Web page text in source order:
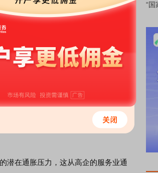
）。考虑到通胀的走势及其在未来几
确保宏观经济和金融稳定，其中首
外汇市场进行干预，进一步的决策
、10月和11月，波兰央行将利率分别
次降息生效后，2025年全年，波兰央
潜在通胀压力，这从高企的服务业通
“国